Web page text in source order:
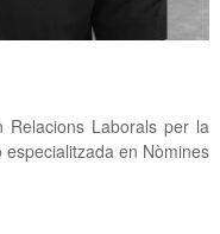
Relacions Laborals per la
en Nòmines